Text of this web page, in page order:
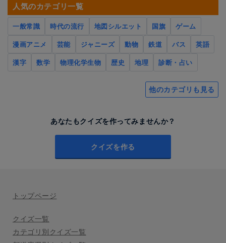
人気のカテゴリ一覧
一般常識 時代の流行 地図シルエット 国旗
ゲーム
漫画アニメ
芸能 ジャニーズ 動物 鉄道 バス
英語
漢字
数学 物理化学生物 歴史 地理 診断・占い
他のカテゴリも見る
あなたもクイズを作ってみませんか？
クイズを作る
トップページ
クイズ一覧
カテゴリ別クイズ一覧